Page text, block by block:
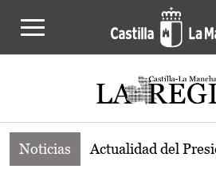
Noticias de la región
Noticias Actualidad del